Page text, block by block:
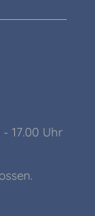
- 17.00 Uhr